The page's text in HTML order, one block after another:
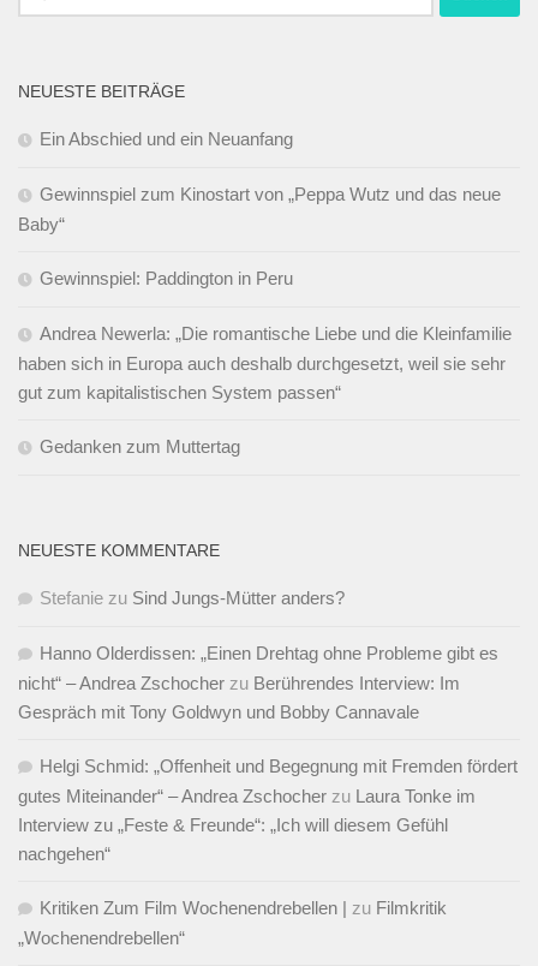
nach:
NEUESTE BEITRÄGE
Ein Abschied und ein Neuanfang
Gewinnspiel zum Kinostart von „Peppa Wutz und das neue
Baby“
Gewinnspiel: Paddington in Peru
Andrea Newerla: „Die romantische Liebe und die Kleinfamilie
haben sich in Europa auch deshalb durchgesetzt, weil sie sehr
gut zum kapitalistischen System passen“
Gedanken zum Muttertag
NEUESTE KOMMENTARE
Stefanie zu Sind Jungs-Mütter anders?
Hanno Olderdissen: „Einen Drehtag ohne Probleme gibt es
nicht“ – Andrea Zschocher zu Berührendes Interview: Im
Gespräch mit Tony Goldwyn und Bobby Cannavale
Helgi Schmid: „Offenheit und Begegnung mit Fremden fördert
gutes Miteinander“ – Andrea Zschocher zu Laura Tonke im
Interview zu „Feste & Freunde“: „Ich will diesem Gefühl
nachgehen“
Kritiken Zum Film Wochenendrebellen | zu Filmkritik
„Wochenendrebellen“